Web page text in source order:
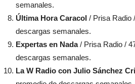
semanales.
Última Hora Caracol / Prisa Radio
descargas semanales.
Expertas en Nada/ Prisa Radio /
descargas semanales.
La W Radio con Julio Sánchez